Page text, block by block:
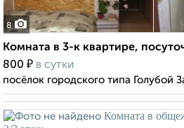
8
Комната в 3-к квартире,
800 ₽ в сутки
посёлок городского типа Голубой